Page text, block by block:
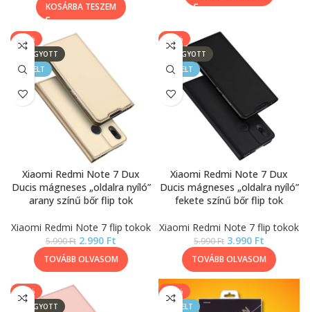
KOSÁRBA TESZEM
-50%
ELFOGYOTT
KIEMELT
Xiaomi Redmi Note 7 Dux
Ducis mágneses „oldalra nyíló”
arany színű bőr flip tok
Xiaomi Redmi Note 7 flip tokok
5.990Ft 2.990 Ft
TOVÁBB OLVASOM
-33%
ELFOGYOTT
KIEMELT
Xiaomi Redmi Note 7 Dux
Ducis mágneses „oldalra nyíló”
fekete színű bőr flip tok
Xiaomi Redmi Note 7 flip tokok
5.990Ft 3.990 Ft
TOVÁBB OLVASOM
-33%
ELFOGYOTT
-33%
KIEMELT